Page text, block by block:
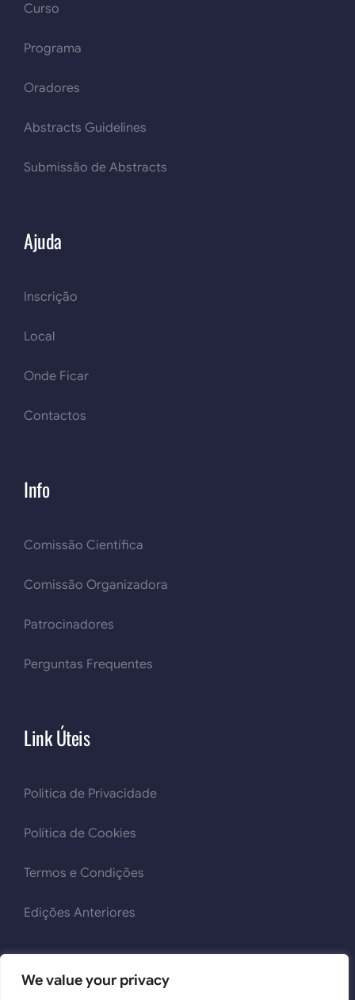
We value your privacy
Curso
Programa
Oradores
Abstracts Guidelines
Submissão de Abstracts
Ajuda
Inscrição
Local
Onde Ficar
Contactos
Info
Comissão Científica
Comissão Organizadora
Patrocinadores
Perguntas Frequentes
Link Úteis
Politica de Privacidade
Política de Cookies
Termos e Condições
Edições Anteriores